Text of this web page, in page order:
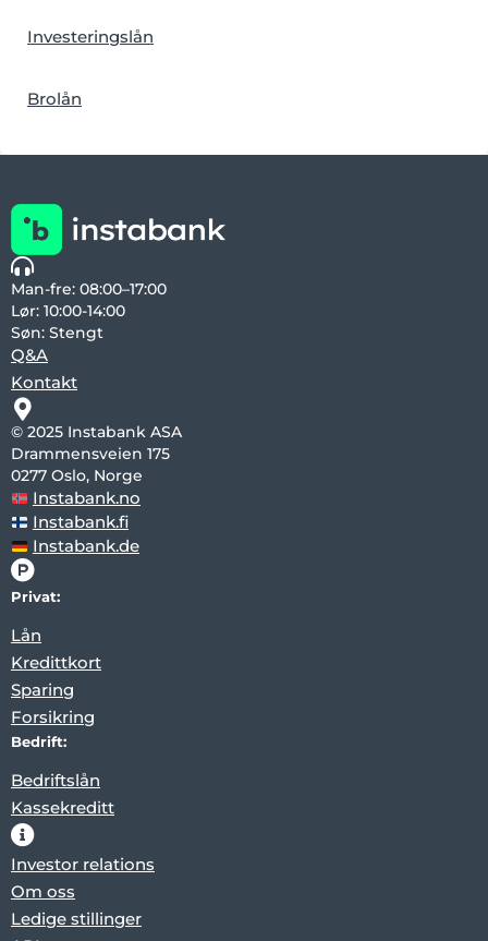
Investeringslån
Brolån
Man-fre: 08:00–17:00
Lør: 10:00-14:00
Søn: Stengt
Q&A
Kontakt
© 2025 Instabank ASA
Drammensveien 175
0277 Oslo, Norge
Instabank.no
Instabank.fi
Instabank.de
Privat:
Lån
Kredittkort
Sparing
Forsikring
Bedrift:
Bedriftslån
Kassekreditt
Investor relations
Om oss
Ledige stillinger